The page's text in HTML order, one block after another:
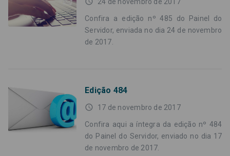
Confira a edição nº 485 do Painel do
Servidor, enviada no dia 24 de novembro
de 2017.
Edição 484
access_time 17 de novembro de 2017
Confira aqui a íntegra da edição nº 484
do Painel do Servidor, enviado no dia 17
de novembro de 2017.